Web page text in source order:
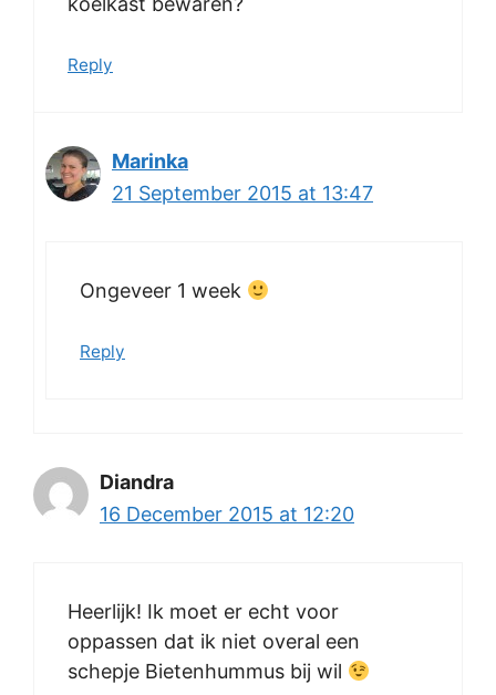
Reply
Marinka
21 September 2015 at 13:47
Ongeveer 1 week
Reply
Diandra
16 December 2015 at 12:20
Heerlijk! Ik moet er echt voor
oppassen dat ik niet overal een
schepje Bietenhummus bij wil